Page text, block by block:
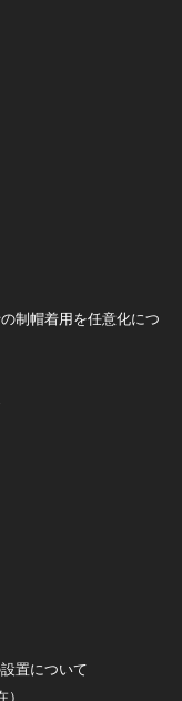
制帽着用を任意化につ
置について